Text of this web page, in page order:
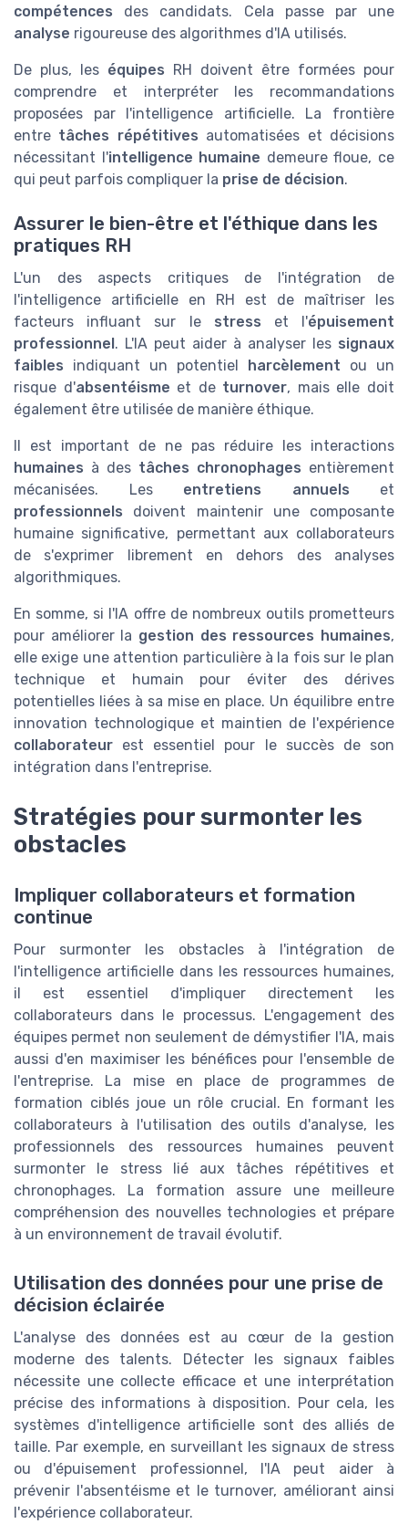
compétences des candidats. Cela passe par une
analyse rigoureuse des algorithmes d'IA utilisés.
De plus, les équipes RH doivent être formées pour
comprendre et interpréter les recommandations
proposées par l'intelligence artificielle. La frontière
entre tâches répétitives automatisées et décisions
nécessitant l'intelligence humaine demeure floue, ce
qui peut parfois compliquer la prise de décision.
Assurer le bien-être et l'éthique dans les
pratiques RH
L'un des aspects critiques de l'intégration de
l'intelligence artificielle en RH est de maîtriser les
facteurs influant sur le stress et l'épuisement
professionnel . L'IA peut aider à analyser les signaux
faibles indiquant un potentiel harcèlement ou un
risque d'absentéisme et de turnover, mais elle doit
également être utilisée de manière éthique.
Il est important de ne pas réduire les interactions
humaines à des tâches chronophages entièrement
mécanisées. Les entretiens annuels et
professionnels doivent maintenir une composante
humaine significative, permettant aux collaborateurs
de s'exprimer librement en dehors des analyses
algorithmiques.
En somme, si l'IA offre de nombreux outils prometteurs
pour améliorer la gestion des ressources humaines,
elle exige une attention particulière à la fois sur le plan
technique et humain pour éviter des dérives
potentielles liées à sa mise en place. Un équilibre entre
innovation technologique et maintien de l'expérience
collaborateur est essentiel pour le succès de son
intégration dans l'entreprise.
Stratégies pour surmonter les
obstacles
Impliquer collaborateurs et formation
continue
Pour surmonter les obstacles à l'intégration de
l'intelligence artificielle dans les ressources humaines,
il est essentiel d'impliquer directement les
collaborateurs dans le processus. L'engagement des
équipes permet non seulement de démystifier l'IA, mais
aussi d'en maximiser les bénéfices pour l'ensemble de
l'entreprise. La mise en place de programmes de
formation ciblés joue un rôle crucial. En formant les
collaborateurs à l'utilisation des outils d'analyse, les
professionnels des ressources humaines peuvent
surmonter le stress lié aux tâches répétitives et
chronophages. La formation assure une meilleure
compréhension des nouvelles technologies et prépare
à un environnement de travail évolutif.
Utilisation des données pour une prise de
décision éclairée
L'analyse des données est au cœur de la gestion
moderne des talents. Détecter les signaux faibles
nécessite une collecte efficace et une interprétation
précise des informations à disposition. Pour cela, les
systèmes d'intelligence artificielle sont des alliés de
taille. Par exemple, en surveillant les signaux de stress
ou d'épuisement professionnel, l'IA peut aider à
prévenir l'absentéisme et le turnover, améliorant ainsi
l'expérience collaborateur.